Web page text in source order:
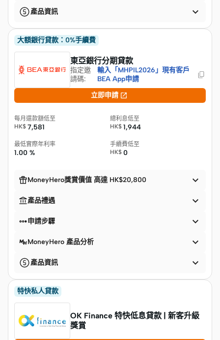
產品資訊 
大額銀行貸款：0%手續費
東亞銀行分期貸款
指定邀
請碼:
輸入「MHPIL2026」現有客戶
BEA App申請
立即申請 
每月還款額低至
HK$ 7,581
總利息低至
HK$ 1,944
最低實際年利率
1.00 %
手續費低至
HK$ 0
MoneyHero獎賞價值 高達 HK$20,800 
產品禮遇 
申請步驟 
MoneyHero 產品分析 
產品資訊 
特快私人貸款
OK Finance 特快低息貸款 | 新客升級
獎賞